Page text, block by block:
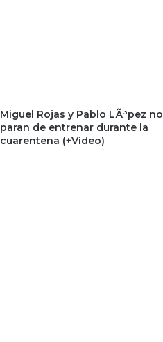
Miguel Rojas y Pablo LÃ³pez no
paran de entrenar durante la
cuarentena (+Video)